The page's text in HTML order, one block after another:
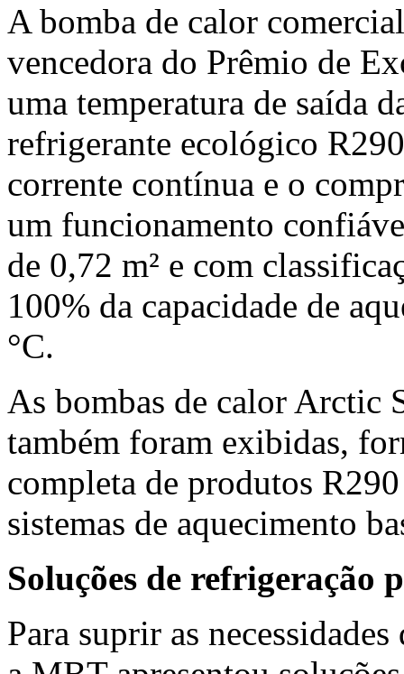
A bomba de calor
vencedora do Prêmio de
uma temperatura de saída
refrigerante ecológico
corrente contínua e o
um funcionamento
de 0,72 m² e com
100% da capacidade de
°C.
As bombas de calor Arctic
também foram exibidas,
completa de produtos
sistemas de aquecimento
Soluções de refrigeração
Para suprir as